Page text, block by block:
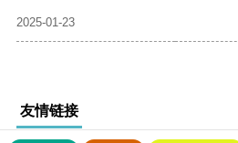
2025-01-23
友情链接